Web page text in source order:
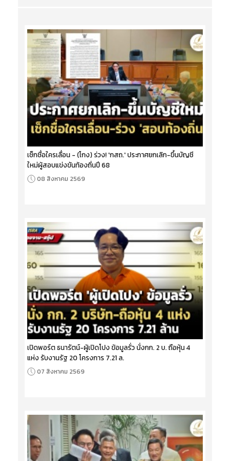
เช็กชื่อใครเลื่อน - (โกง) ร่วง! 'กสถ.' ประกาศยกเลิก-ขึ้นบัญชี
ใหม่ผู้สอบแข่งขันท้องถิ่นปี 68
08 สิงหาคม 2569
เปิดพอร์ต ธนารัตน์-ผู้เปิดโปง ข้อมูลรั่ว นั่งกก. 2 บ. ถือหุ้น 4
แห่ง รับงานรัฐ 20 โครงการ 7.21 ล.
07 สิงหาคม 2569